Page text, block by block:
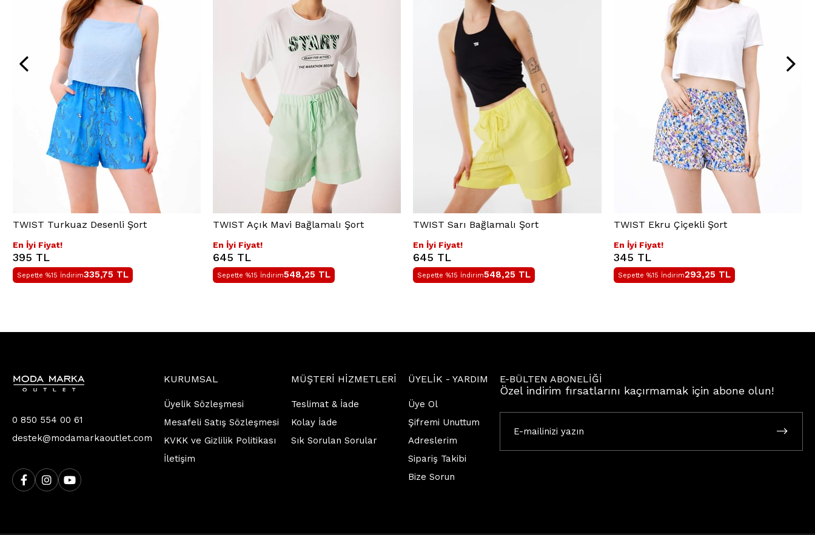
TWIST Turkuaz Desenli Şort
En İyi Fiyat!
395 TL
Sepette %15 İndirim335,75 TL
TWIST Açık Mavi Bağlamalı Şort
En İyi Fiyat!
645 TL
Sepette %15 İndirim548,25 TL
TWIST Sarı Bağlamalı Şort
En İyi Fiyat!
645 TL
Sepette %15 İndirim548,25 TL
TWIST Ekru Çiçekli Şort
En İyi Fiyat!
345 TL
Sepette %15 İndirim293,25 TL
0 850 554 00 61
destek@modamarkaoutlet.com
KURUMSAL
Üyelik Sözleşmesi
Mesafeli Satış Sözleşmesi
KVKK ve Gizlilik Politikası
İletişim
MÜŞTERİ HİZMETLERİ
Teslimat & İade
Kolay İade
Sık Sorulan Sorular
ÜYELİK - YARDIM
Üye Ol
Şifremi Unuttum
Adreslerim
Sipariş Takibi
Bize Sorun
E-BÜLTEN ABONELİĞİ
Özel indirim fırsatlarını kaçırmamak için abone olun!